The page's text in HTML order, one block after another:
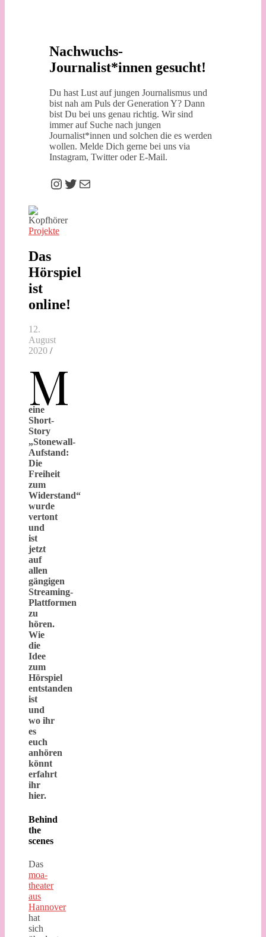
Nachwuchs-
Journalist*innen gesucht!
Du hast Lust auf jungen Journalismus und
bist nah am Puls der Generation Y? Dann
bist Du bei uns genau richtig. Wir sind
immer auf Suche nach jungen
Journalist*innen und solchen die es werden
wollen. Melde Dich gerne bei uns via
Instagram, Twitter oder E-Mail.
Instagram
Twitter
E-Mail
Projekte
Das
Hörspiel
ist
online!
12.
August
2020 /
M
eine
Short-
Story
„Stonewall-
Aufstand:
Die
Freiheit
zum
Widerstand“
wurde
vertont
und
ist
jetzt
auf
allen
gängigen
Streaming-
Plattformen
zu
hören.
Wie
die
Idee
zum
Hörspiel
entstanden
ist
und
wo ihr
es
euch
anhören
könnt
erfahrt
ihr
hier.
Behind
the
scenes
Das
moa-
theater
aus
Hannover
hat
sich